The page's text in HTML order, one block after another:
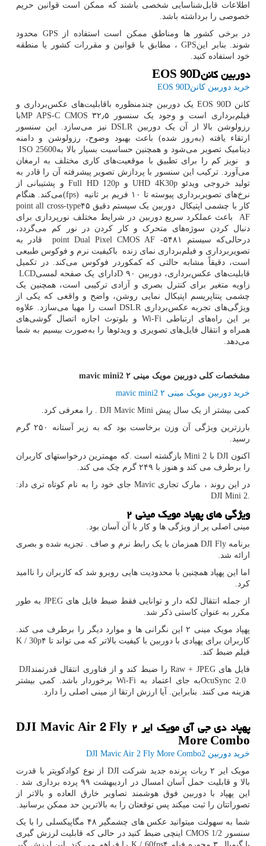
اطلاعات قابل‌شناسایی شخصی باشند که ممکن است قوانین حریم
خصوصی را برداشته باشد.
در برخی کشور ها ومناطق ممکن است استفاده از
GPS محدود
شوند. بنابر اینGPS ، مطابق با قوانین و مقررات کشور یا منطقه
خود استفاده کنید.
دوربین کاننEOS 90D
خرید دوربین کاننEOS 90D
کانن EOS 90D یک دوربین چندمنظوره باقابلیت‌های عکس‌برداری و
فیلم‌برداری است و وجود یک سنسور ۳۲٫۵
MP APS-C CMOSبا
رزولوشن بالا از آن یک دوربین DSLR نیز می‌سازد. این سنسور
ارتقاء یافته (به‌روز شده) باعث بهبود وضوح، رزولوشن و دامنه
دینامیک تصویر می‌شود و همچنین حساسیت بسیار بالا بهISO 25600
و نویز کم را برای تطبیق با موقعیت‌های کاری مختلف به ارمغان
می‌آورد. ترکیب این سنسور با پردازش تصویر پیشرفته آن را قادر به
تولید خروجی ویدئو UHD 4K30p و Full HD 120p و پشتیبانی از
نرخ‌های تصویربرداری پیوسته تا ۱۰ فریم بر ثانیه
(fps)می‌کند. هنگام
کار با چشمی اپتیکال دوربین یک سیستم دقیق ۴۵
point all cross-type
AF باعث عملکرد سریع دوربین در شرایط مختلف نورپردازی برای
دنبال کردن سوژه‌های متحرک و کار کردن در نور کم می‌گردد،
درحالی‌که سیستم ۵۴۸۱
-
point Dual Pixel CMOS AF قادر به
تصویربرداری و فیلم‌برداری نمای زنده باکیفیت نرم و فوکوس طبیعی
است، دقیقاً مشابه حالتی که کمکوردر فوکوس می‌کند. در تکمیل
قابلیت‌های عکس‌برداری، دوربین ۹۰
Dدارای یک صفحه لمسیLCD
زاویه متغیر برای کنترل بصری و آزادی ترکیبی است، همچنین یک
چشمی پنتاپریسم اپتیکال نمایی روشن، واضح و واقعی که یکی از
ویژگی‌های تجربه عکس‌برداری DSLR
است را مهیا می‌سازد. علاوه
بر این راه‌های ارتباطی Wi-Fi و بلوتوث اجازه اتصال گوشی‌های
همراه و انتقال فایل‌های تصویری و ویدئوها را به‌صورت بیسیم به شما
می‌دهد.
مشخصات کلی دوربین مویک مینی ۲ mavic mini2
خرید دوربین مویک مینی ۲
mavic mini2
کمی بیشتر از یک سال پیش . DJI Mavic Mini را معرفی کرد.
بارزترین ویژگی آن وزن برخاست بود که به زیر آستانه ۲۵۰ گرم
رسید.
اکنون DJI با Mini 2 بازگشته است .که مهمترین درخواستهای کاربران
را برطرف می کند و هنوز با ۲۴۹ گرم چک می کند.
در این روند ، مارک تجاری Mavic جای خود را به نام کوتاه تری داد:
DJI Mini 2.
ویژگی های پهپاد مویک مینی۲
مینی اصلی پر از ویژگی ها و کار با آن آسان بود.
برنامه DJI Flyهمزمان با یک رابط نرم و صاف . تجزیه شده و بصری
ارائه شد.
اما این پهپاد همچنین با محدودیت هایی روبرو شد که کاربران را ناامید
کرد.
از جمله انتقال لکه دار و توانایی فقط ضبط فایل های JPEG به طور
مکرر به عنوان کاستی ذکر شد.
پهپاد مویک مینی ۲ این نگرانی ها و موارد دیگر را برطرف می کند.
کاربران برای پهپادی با دوربین با کیفیت بالاتر که می تواند تا ۴
K / 30p
فیلم ضبط کند.
فایل های Raw + JPEG را ضبط کند و از فناوری انتقال قدرتمندDJI
OcuSync 2.0به جای اعتماد به Wi-Fi برخوردار باشد. کمی بیشتر
هزینه می کنند. بنابراین. آیا ارزش ارتقا از مینی اصلی را دارد.
پهپاد دی جی آی مویک ایر ۲ DJI Mavic Air 2 Fly
More Combo
خرید دوربین 2
DJI Mavic Air 2 Fly More Combo
مویک ایر ۲ ربات پرنده جدید شرکت
DJI از نوع کوادکوپتر با قدرت
بالا و قابلیت حمل آسان امسال در اردیبهشت ۹۹ پرده برداری شد .
این پهپاد با دوربین فوق هوشمند تصاویر خارق العاده و بالاتر از
تصوراتتان را ثبت میکند پس توقعتان را به بالاترین حد ممکن برسانید.
شما به سهولت میتوانید عکس های چشمگیر ۴۸ مگاپیکسلی را با یک
سنسور CMOS 1/2 اینچی ضبط کنید در حالی که قابلیت لرزش گیری